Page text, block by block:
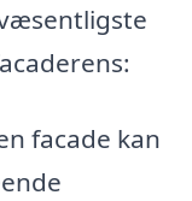
facade kan